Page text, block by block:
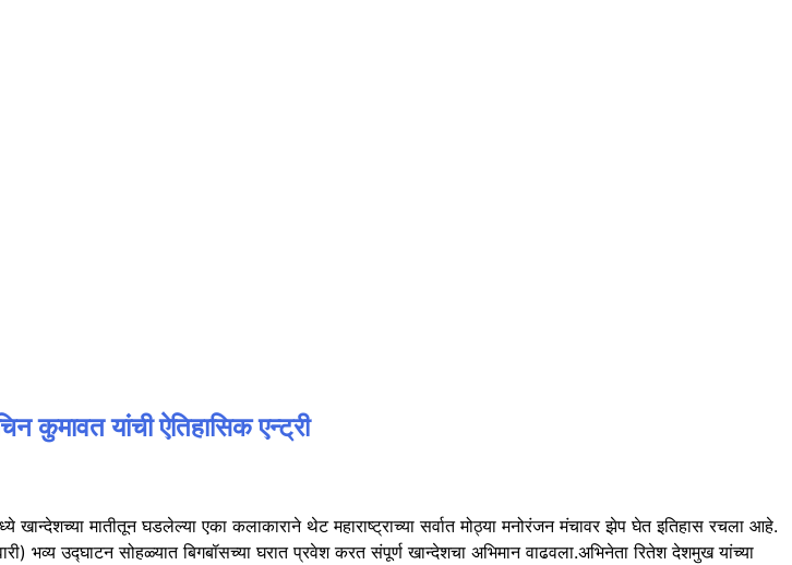
कुमावत यांची ऐतिहासिक एन्ट्री
मातीतून घडलेल्या एका कलाकाराने थेट महाराष्ट्राच्या सर्वात मोठ्या मनोरंजन मंचावर झेप घेत इतिहास रचला आहे.
भव्य उद्घाटन सोहळ्यात बिगबॉसच्या घरात प्रवेश करत संपूर्ण खान्देशचा अभिमान वाढवला.अभिनेता रितेश देशमुख यांच्या